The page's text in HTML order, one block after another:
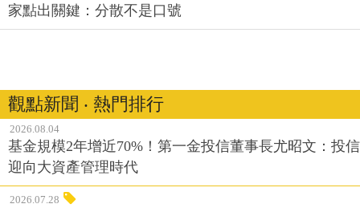
家點出關鍵：分散不是口號
觀點新聞 ‧ 熱門排行
2026.08.04
基金規模2年增近70%！第一金投信董事長尤昭文：投信
迎向大資產管理時代
2026.07.28